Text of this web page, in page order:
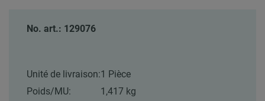
No. art.: 129076
Unité de livraison:1 Pièce
Poids/MU:
1,417 kg